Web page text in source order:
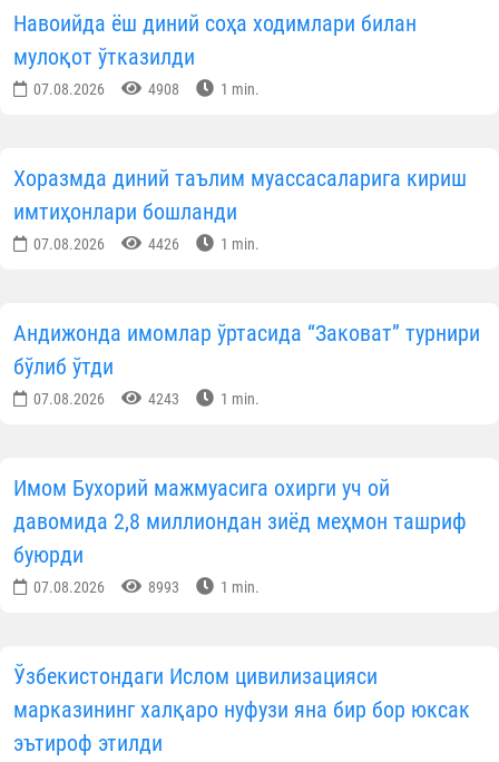
Навоийда ёш диний соҳа ходимлари билан
мулоқот ўтказилди
07.08.2026 4908 1 min.
Хоразмда диний таълим муассасаларига кириш
имтиҳонлари бошланди
07.08.2026 4426 1 min.
Андижонда имомлар ўртасида “Заковат” турнири
бўлиб ўтди
07.08.2026 4243 1 min.
Имом Бухорий мажмуасига охирги уч ой
давомида 2,8 миллиондан зиёд меҳмон ташриф
буюрди
07.08.2026 8993 1 min.
Ўзбекистондаги Ислом цивилизацияси
марказининг халқаро нуфузи яна бир бор юксак
эътироф этилди